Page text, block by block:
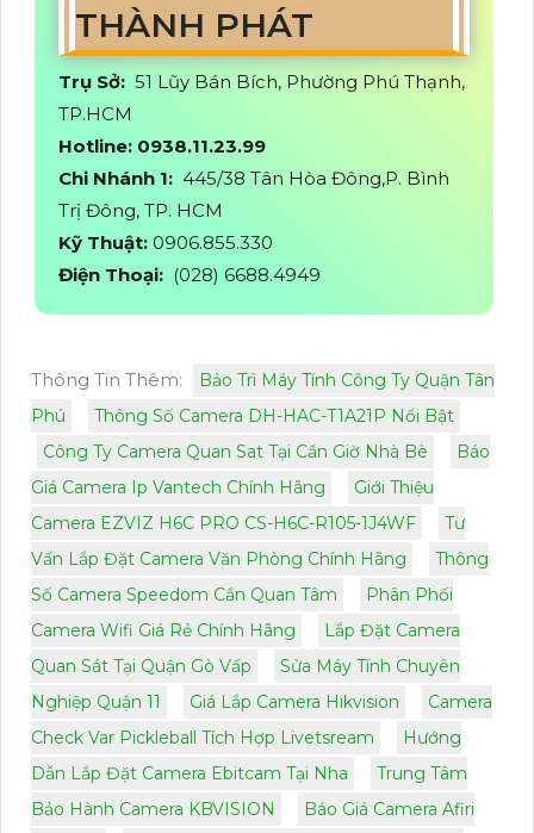
THÀNH PHÁT
Trụ Sở: 51 Lũy Bán Bích, Phường Phú Thạnh,
TP.HCM
Hotline: 0938.11.23.99
Chi Nhánh 1: 445/38 Tân Hòa Đông,P. Bình
Trị Đông, TP. HCM
Kỹ Thuật: 0906.855.330
Điện Thoại: (028) 6688.4949
Thông Tin Thêm:
Bảo Trì Máy Tính Công Ty Quận Tân
Phú
Thông Số Camera DH-HAC-T1A21P Nổi Bật
Công Ty Camera Quan Sat Tại Cần Giờ Nhà Bè
Báo
Giá Camera Ip Vantech Chính Hãng
Giới Thiệu
Camera EZVIZ H6C PRO CS-H6C-R105-1J4WF
Tư
Vấn Lắp Đặt Camera Văn Phòng Chính Hãng
Thông
Số Camera Speedom Cần Quan Tâm
Phân Phối
Camera Wifi Giá Rẻ Chính Hãng
Lắp Đặt Camera
Quan Sát Tại Quận Gò Vấp
Sửa Máy Tính Chuyên
Nghiệp Quận 11
Giá Lắp Camera Hikvision
Camera
Check Var Pickleball Tích Hợp Livetsream
Hướng
Dẫn Lắp Đặt Camera Ebitcam Tại Nha
Trung Tâm
Bảo Hành Camera KBVISION
Báo Giá Camera Afiri